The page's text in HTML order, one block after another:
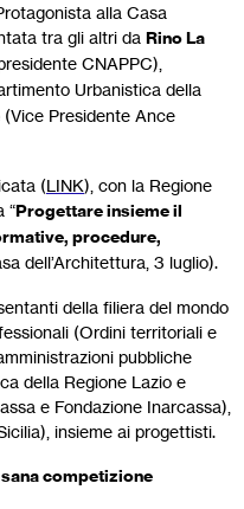
alla Casa
tra gli altri da Rino La
CNAPPC),
Urbanistica della
(Vice Presidente Ance
(LINK), con la Regione
“Progettare insieme il
procedure,
dell’Architettura, 3 luglio).
della filiera del mondo
(Ordini territoriali e
pubbliche
della Regione Lazio e
e Fondazione Inarcassa),
insieme ai progettisti.
competizione